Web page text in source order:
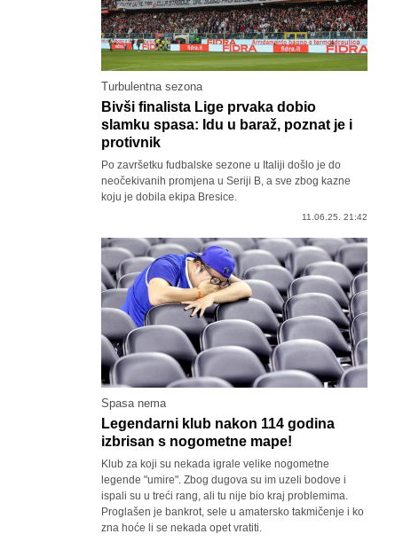
Turbulentna sezona
Bivši finalista Lige prvaka dobio
slamku spasa: Idu u baraž, poznat je i
protivnik
Po završetku fudbalske sezone u Italiji došlo je do
neočekivanih promjena u Seriji B, a sve zbog kazne
koju je dobila ekipa Bresice.
11.06.25. 21:42
Spasa nema
Legendarni klub nakon 114 godina
izbrisan s nogometne mape!
Klub za koji su nekada igrale velike nogometne
legende "umire". Zbog dugova su im uzeli bodove i
ispali su u treći rang, ali tu nije bio kraj problemima.
Proglašen je bankrot, sele u amatersko takmičenje i ko
zna hoće li se nekada opet vratiti.